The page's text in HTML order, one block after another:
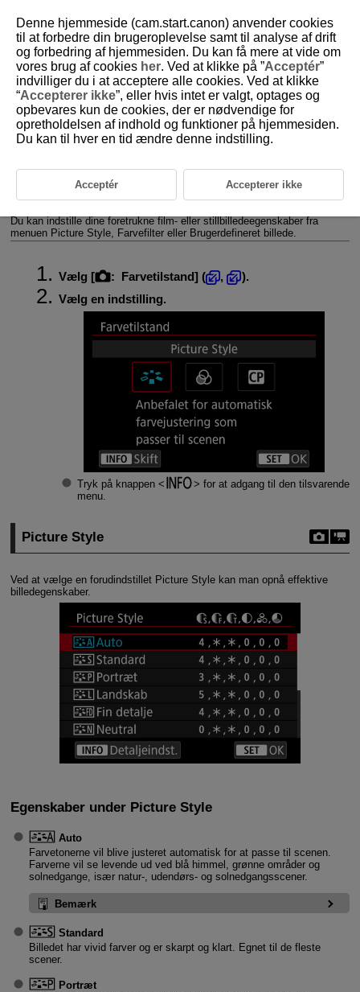
D388-079
Farvetilstand
Picture Style
Farvefilter
Du kan indstille dine foretrukne film- eller stillbilledeegenskaber fra
menuen Picture Style, Farvefilter eller Brugerdefineret billede.
Vælg [ : Farvetilstand] ( ,
).
Vælg en indstilling.
Tryk på knappen
for at adgang til den tilsvarende
menu.
Picture Style
Ved at vælge en forudindstillet Picture Style kan man opnå effektive
billedegenskaber.
Egenskaber under Picture Style
Auto
Farvetonerne vil blive justeret automatisk for at passe til scenen.
Farverne vil se levende ud ved blå himmel, grønne områder og
solnedgange, især natur-, udendørs- og solnedgangsscener.
Bemærk
Standard
Billedet har vivid farver og er skarpt og klart. Egnet til de fleste
scener.
Portræt
Denne hjemmeside (cam.start.canon) anvender cookies
til at forbedre din brugeroplevelse samt til analyse af drift
og forbedring af hjemmesiden. Du kan få mere at vide om
vores brug af cookies her. Ved at klikke på ”Acceptér”
indvilliger du i at acceptere alle cookies. Ved at klikke
“Accepterer ikke”, eller hvis intet er valgt, optages og
opbevares kun de cookies, der er nødvendige for
opretholdelsen af indhold og funktioner på hjemmesiden.
Du kan til hver en tid ændre denne indstilling.
Acceptér Accepterer ikke